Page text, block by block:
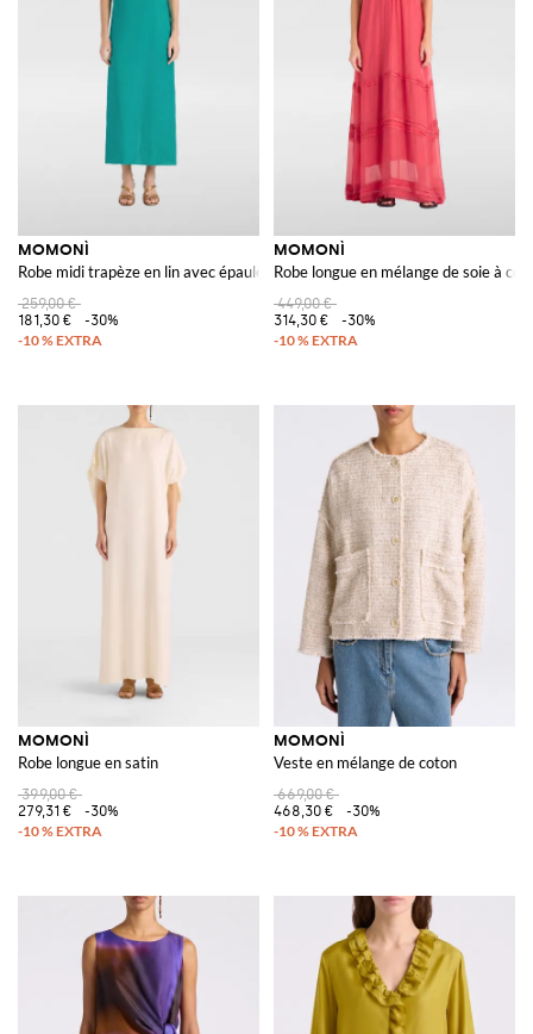
MOMONÌ
Robe midi trapèze en lin avec épaules dénudées et fente arrière
259,00 €
181,30 €
-30%
MOMONÌ
Robe longue en mélange de soie à
449,00 €
314,30 €
-30%
MOMONÌ
Robe longue en satin
399,00 €
279,31 €
-30%
MOMONÌ
Veste en mélange de coton
669,00 €
468,30 €
-30%